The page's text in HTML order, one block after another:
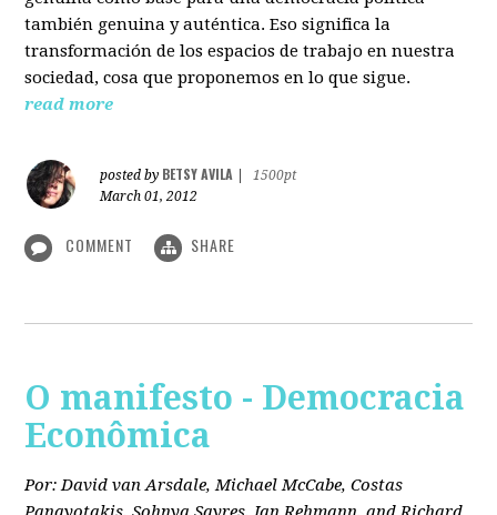
también genuina y auténtica. Eso significa la
transformación de los espacios de trabajo en nuestra
sociedad, cosa que proponemos en lo que sigue.
read more
posted by BETSY AVILA
1500pt
March 01, 2012
COMMENT SHARE
O manifesto - Democracia
Econômica
Por: David van Arsdale, Michael McCabe, Costas